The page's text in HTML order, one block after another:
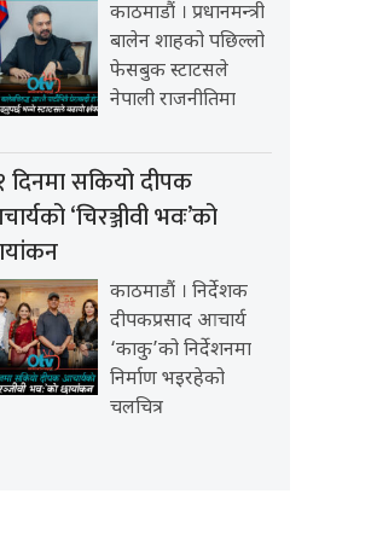
काठमाडौं । प्रधानमन्त्री
बालेन शाहको पछिल्लो
फेसबुक स्टाटसले
नेपाली राजनीतिमा
दिनमा सकियो दीपक
‘चिरञ्जीवी भवः’को
काठमाडौं । निर्देशक
दीपकप्रसाद आचार्य
‘काकु’को निर्देशनमा
निर्माण भइरहेको
चलचित्र